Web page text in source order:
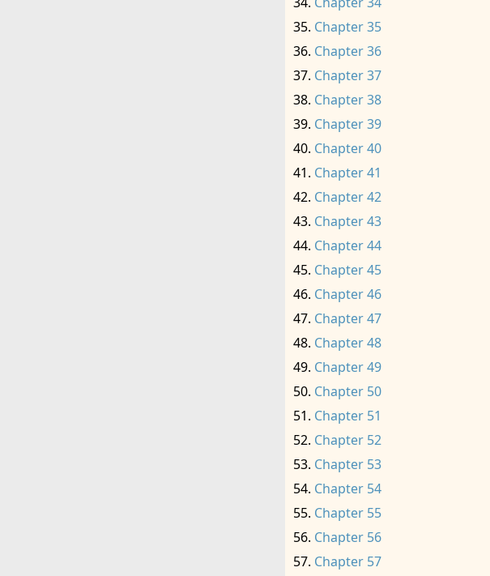
Chapter 35
Chapter 36
Chapter 37
Chapter 38
Chapter 39
Chapter 40
Chapter 41
Chapter 42
Chapter 43
Chapter 44
Chapter 45
Chapter 46
Chapter 47
Chapter 48
Chapter 49
Chapter 50
Chapter 51
Chapter 52
Chapter 53
Chapter 54
Chapter 55
Chapter 56
Chapter 57